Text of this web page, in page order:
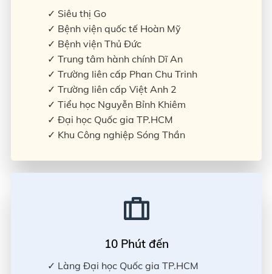
✓ Siêu thị Go
✓ Bệnh viện quốc tế Hoàn Mỹ
✓ Bệnh viện Thủ Đức
✓ Trung tâm hành chính Dĩ An
✓ Trường liên cấp Phan Chu Trinh
✓ Trường liên cấp Việt Anh 2
✓ Tiểu học Nguyễn Bỉnh Khiêm
✓ Đại học Quốc gia TP.HCM
✓ Khu Công nghiệp Sóng Thần
10 Phút đến
✓ Làng Đại học Quốc gia TP.HCM